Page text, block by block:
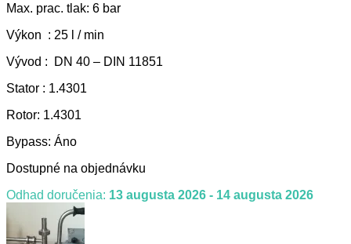
Max. prac. tlak: 6 bar
Výkon : 25 l / min
Vývod : DN 40 – DIN 11851
Stator : 1.4301
Rotor: 1.4301
Bypass: Áno
Dostupné na objednávku
Odhad doručenia: 13 augusta 2026 - 14 augusta 2026